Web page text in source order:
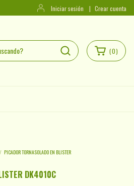
Iniciar sesión | Crear cuenta
(0)
/ PICADOR TORNASOLADO EN BLISTER
DK4010C